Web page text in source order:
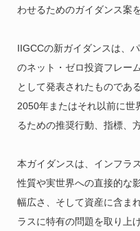
わせるためのガイダンス案
IIGCCの新ガイダンスは、
のネット・ゼロ投資フレー
として発表されたものであ
2050年またはそれ以前に世
るための推奨行動、指標、
本ガイダンスは、インフラ
性質や実世界への直接的な
幅広さ、そして資産に含ま
ラスに特有の問題を取り上